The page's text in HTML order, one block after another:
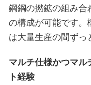
鋼鋼の撚鉱の組み
の構成が可能です
は大量生産の間ずっ
マルチ仕様かつマ
ト経験